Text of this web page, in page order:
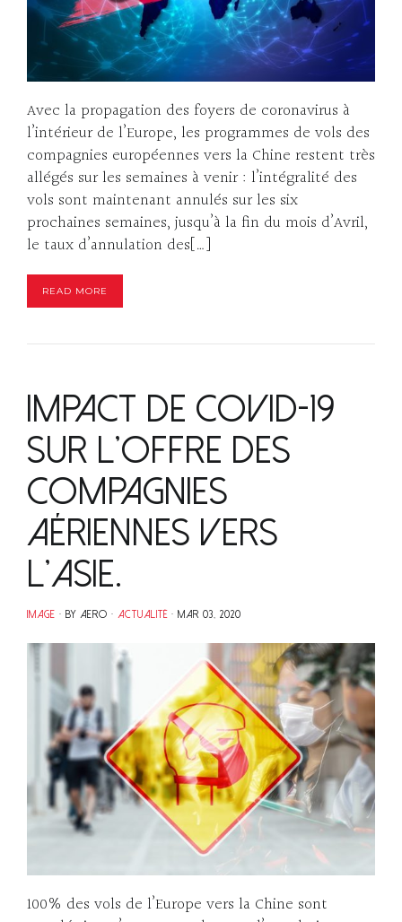
Avec la propagation des foyers de coronavirus à
l’intérieur de l’Europe, les programmes de vols des
compagnies européennes vers la Chine restent très
allégés sur les semaines à venir : l’intégralité des
vols sont maintenant annulés sur les six
prochaines semaines, jusqu’à la fin du mois d’Avril,
le taux d’annulation des[…]
READ MORE
Impact de Covid-19
sur l’offre des
compagnies
aériennes vers
l’Asie.
IMAGE BY AERO ACTUALITÉ MAR 03, 2020
100% des vols de l’Europe vers la Chine sont